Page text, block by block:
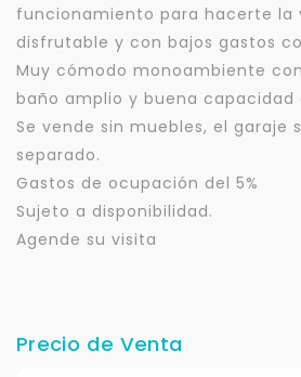
funcionamiento para hacerte la
disfrutable y con bajos gastos
Muy cómodo monoambiente
baño amplio y buena capacidad
Se vende sin muebles, el garaje
separado.
Gastos de ocupación del 5%
Sujeto a disponibilidad.
Agende su visita
Precio de Venta